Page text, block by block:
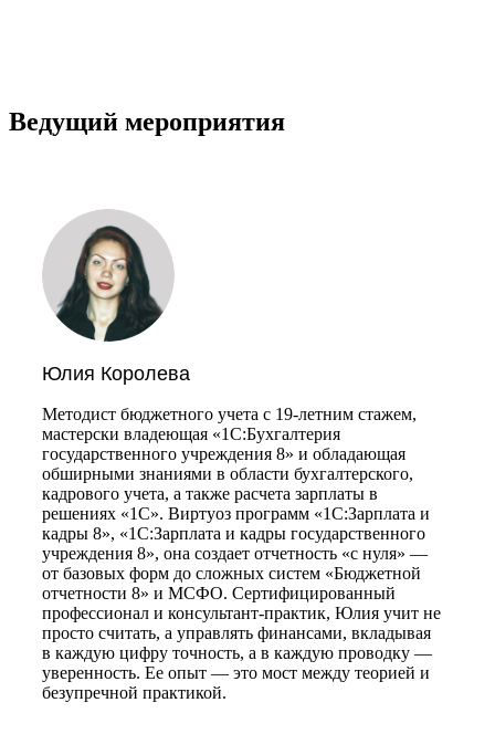
Ведущий мероприятия
Юлия Королева
Методист бюджетного учета с 19-летним стажем,
мастерски владеющая «1С:Бухгалтерия
государственного учреждения 8» и обладающая
обширными знаниями в области бухгалтерского,
кадрового учета, а также расчета зарплаты в
решениях «1С». Виртуоз программ «1С:Зарплата и
кадры 8», «1С:Зарплата и кадры государственного
учреждения 8», она создает отчетность «с нуля» —
от базовых форм до сложных систем «Бюджетной
отчетности 8» и МСФО. Сертифицированный
профессионал и консультант-практик, Юлия учит не
просто считать, а управлять финансами, вкладывая
в каждую цифру точность, а в каждую проводку —
уверенность. Ее опыт — это мост между теорией и
безупречной практикой.